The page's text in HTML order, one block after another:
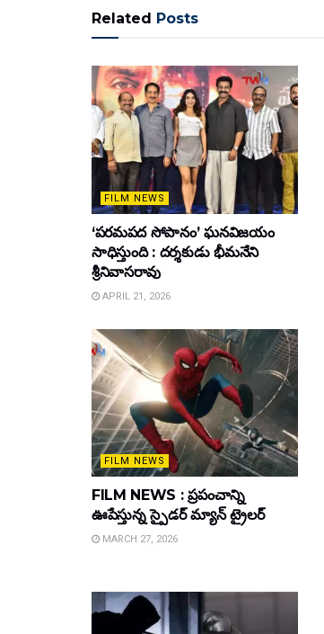
Related Posts
FILM NEWS
‘పరమపద సోపానం’ ఘనవిజయం
సాధిస్తుంది : దర్శకుడు భీమనేని
శ్రీనివాసరావు
APRIL 21, 2026
FILM NEWS
FILM NEWS : ప్రపంచాన్ని
ఊపేస్తున్న స్పైడర్ మ్యాన్ ట్రైలర్
MARCH 27, 2026